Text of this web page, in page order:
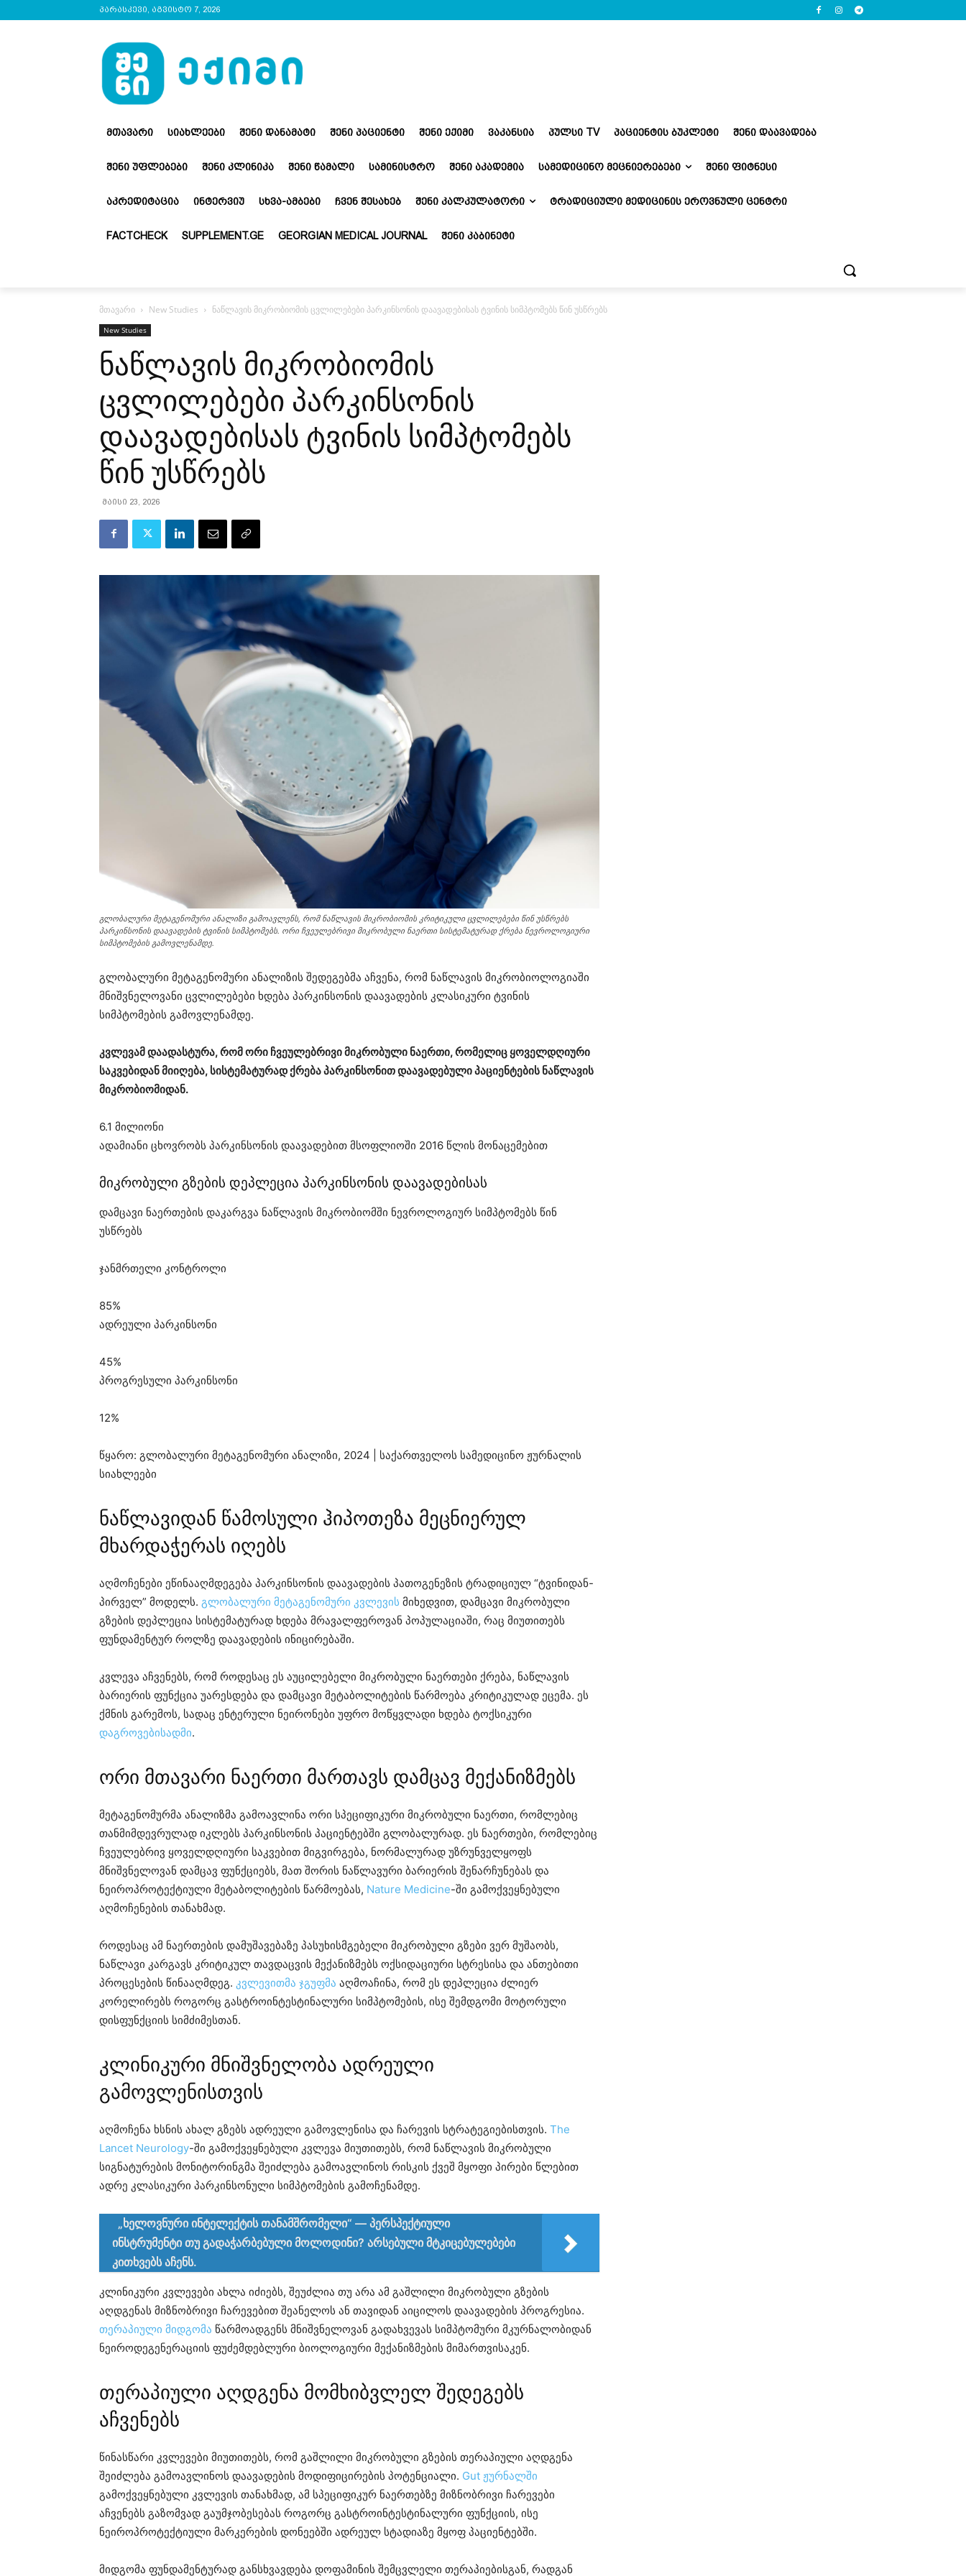
პარასკევი, აგვისტო 7, 2026
ᲛᲗᲐᲕᲐᲠᲘ ᲡᲘᲐᲮᲚᲔᲔᲑᲘ ᲨᲔᲜᲘ ᲓᲐᲜᲐᲛᲐᲢᲘ ᲨᲔᲜᲘ ᲞᲐᲪᲘᲔᲜᲢᲘ ᲨᲔᲜᲘ ᲔᲥᲘᲛᲘ ᲕᲐᲙᲐᲜᲡᲘᲐ ᲞᲣᲚᲡᲘ TV ᲞᲐᲪᲘᲔᲜᲢᲘᲡ ᲑᲣᲙᲚᲔᲢᲘ ᲨᲔᲜᲘ ᲓᲐᲐᲕᲐᲓᲔᲑᲐ
ᲨᲔᲜᲘ ᲣᲤᲚᲔᲑᲔᲑᲘ ᲨᲔᲜᲘ ᲙᲚᲘᲜᲘᲙᲐ ᲨᲔᲜᲘ ᲬᲐᲛᲐᲚᲘ ᲡᲐᲛᲘᲜᲘᲡᲢᲠᲝ ᲨᲔᲜᲘ ᲐᲙᲐᲓᲔᲛᲘᲐ ᲡᲐᲛᲔᲓᲘᲪᲘᲜᲝ ᲛᲔᲪᲜᲘᲔᲠᲔᲑᲔᲑᲘ ᲨᲔᲜᲘ ᲤᲘᲢᲜᲔᲡᲘ
ᲐᲙᲠᲔᲓᲘᲢᲐᲪᲘᲐ ᲘᲜᲢᲔᲠᲕᲘᲣ ᲡᲮᲕᲐ-ᲐᲛᲑᲔᲑᲘ ᲩᲕᲔᲜ ᲨᲔᲡᲐᲮᲔᲑ ᲨᲔᲜᲘ ᲙᲐᲚᲙᲣᲚᲐᲢᲝᲠᲘ ᲢᲠᲐᲓᲘᲪᲘᲣᲚᲘ ᲛᲔᲓᲘᲪᲘᲜᲘᲡ ᲔᲠᲝᲕᲜᲣᲚᲘ ᲪᲔᲜᲢᲠᲘ
FACTCHECK SUPPLEMENT.GE GEORGIAN MEDICAL JOURNAL ᲨᲔᲜᲘ ᲙᲐᲑᲘᲜᲔᲢᲘ
მთავარი New Studies ნაწლავის მიკრობიომის ცვლილებები პარკინსონის დაავადებისას ტვინის სიმპტომებს წინ უსწრებს
New Studies
ნაწლავის მიკრობიომის
ცვლილებები პარკინსონის
დაავადებისას ტვინის სიმპტომებს
წინ უსწრებს
მაისი 23, 2026
გლობალური მეტაგენომური ანალიზი გამოავლენს, რომ ნაწლავის მიკრობიომის კრიტიკული ცვლილებები წინ უსწრებს
პარკინსონის დაავადების ტვინის სიმპტომებს. ორი ჩვეულებრივი მიკრობული ნაერთი სისტემატურად ქრება ნევროლოგიური
სიმპტომების გამოვლენამდე.
გლობალური მეტაგენომური ანალიზის შედეგებმა აჩვენა, რომ ნაწლავის მიკრობიოლოგიაში
მნიშვნელოვანი ცვლილებები ხდება პარკინსონის დაავადების კლასიკური ტვინის
სიმპტომების გამოვლენამდე.
კვლევამ დაადასტურა, რომ ორი ჩვეულებრივი მიკრობული ნაერთი, რომელიც ყოველდღიური
საკვებიდან მიიღება, სისტემატურად ქრება პარკინსონით დაავადებული პაციენტების ნაწლავის
მიკრობიომიდან.
6.1 მილიონი
ადამიანი ცხოვრობს პარკინსონის დაავადებით მსოფლიოში 2016 წლის მონაცემებით
მიკრობული გზების დეპლეცია პარკინსონის დაავადებისას
დამცავი ნაერთების დაკარგვა ნაწლავის მიკრობიომში ნევროლოგიურ სიმპტომებს წინ
უსწრებს
ჯანმრთელი კონტროლი
85%
ადრეული პარკინსონი
45%
პროგრესული პარკინსონი
12%
წყარო: გლობალური მეტაგენომური ანალიზი, 2024 | საქართველოს სამედიცინო ჟურნალის
სიახლეები
ნაწლავიდან წამოსული ჰიპოთეზა მეცნიერულ
მხარდაჭერას იღებს
აღმოჩენები ეწინააღმდეგება პარკინსონის დაავადების პათოგენეზის ტრადიციულ “ტვინიდან-
პირველ” მოდელს. გლობალური მეტაგენომური კვლევის მიხედვით, დამცავი მიკრობული
გზების დეპლეცია სისტემატურად ხდება მრავალფეროვან პოპულაციაში, რაც მიუთითებს
ფუნდამენტურ როლზე დაავადების ინიცირებაში.
კვლევა აჩვენებს, რომ როდესაც ეს აუცილებელი მიკრობული ნაერთები ქრება, ნაწლავის
ბარიერის ფუნქცია უარესდება და დამცავი მეტაბოლიტების წარმოება კრიტიკულად ეცემა. ეს
ქმნის გარემოს, სადაც ენტერული ნეირონები უფრო მოწყვლადი ხდება ტოქსიკური
დაგროვებისადმი.
ორი მთავარი ნაერთი მართავს დამცავ მექანიზმებს
მეტაგენომურმა ანალიზმა გამოავლინა ორი სპეციფიკური მიკრობული ნაერთი, რომლებიც
თანმიმდევრულად იკლებს პარკინსონის პაციენტებში გლობალურად. ეს ნაერთები, რომლებიც
ჩვეულებრივ ყოველდღიური საკვებით მიგვირგება, ნორმალურად უზრუნველყოფს
მნიშვნელოვან დამცავ ფუნქციებს, მათ შორის ნაწლავური ბარიერის შენარჩუნებას და
ნეიროპროტექტიული მეტაბოლიტების წარმოებას, Nature Medicine-ში გამოქვეყნებული
აღმოჩენების თანახმად.
როდესაც ამ ნაერთების დამუშავებაზე პასუხისმგებელი მიკრობული გზები ვერ მუშაობს,
ნაწლავი კარგავს კრიტიკულ თავდაცვის მექანიზმებს ოქსიდაციური სტრესისა და ანთებითი
პროცესების წინააღმდეგ. კვლევითმა ჯგუფმა აღმოაჩინა, რომ ეს დეპლეცია ძლიერ
კორელირებს როგორც გასტროინტესტინალური სიმპტომების, ისე შემდგომი მოტორული
დისფუნქციის სიმძიმესთან.
კლინიკური მნიშვნელობა ადრეული
გამოვლენისთვის
აღმოჩენა ხსნის ახალ გზებს ადრეული გამოვლენისა და ჩარევის სტრატეგიებისთვის. The
Lancet Neurology-ში გამოქვეყნებული კვლევა მიუთითებს, რომ ნაწლავის მიკრობული
სიგნატურების მონიტორინგმა შეიძლება გამოავლინოს რისკის ქვეშ მყოფი პირები წლებით
ადრე კლასიკური პარკინსონული სიმპტომების გამოჩენამდე.
„ხელოვნური ინტელექტის თანამშრომელი“ — პერსპექტიული
ინსტრუმენტი თუ გადაჭარბებული მოლოდინი? არსებული მტკიცებულებები
კითხვებს აჩენს.
კლინიკური კვლევები ახლა იძიებს, შეუძლია თუ არა ამ გაშლილი მიკრობული გზების
აღდგენას მიზნობრივი ჩარევებით შეანელოს ან თავიდან აიცილოს დაავადების პროგრესია.
თერაპიული მიდგომა წარმოადგენს მნიშვნელოვან გადახვევას სიმპტომური მკურნალობიდან
ნეიროდეგენერაციის ფუძემდებლური ბიოლოგიური მექანიზმების მიმართვისაკენ.
თერაპიული აღდგენა მომხიბვლელ შედეგებს
აჩვენებს
წინასწარი კვლევები მიუთითებს, რომ გაშლილი მიკრობული გზების თერაპიული აღდგენა
შეიძლება გამოავლინოს დაავადების მოდიფიცირების პოტენციალი. Gut ჟურნალში
გამოქვეყნებული კვლევის თანახმად, ამ სპეციფიკურ ნაერთებზე მიზნობრივი ჩარევები
აჩვენებს გაზომვად გაუმჯობესებას როგორც გასტროინტესტინალური ფუნქციის, ისე
ნეიროპროტექტიული მარკერების დონეებში ადრეულ სტადიაზე მყოფ პაციენტებში.
მიდგომა ფუნდამენტურად განსხვავდება დოფამინის შემცვლელი თერაპიებისგან, რადგან